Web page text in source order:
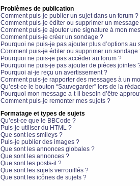
Problèmes de publication
Comment puis-je publier un sujet dans un forum ?
Comment puis-je éditer ou supprimer un message
Comment puis-je ajouter une signature à mon
Comment puis-je créer un sondage ?
Pourquoi ne puis-je pas ajouter plus d’options au
Comment puis-je éditer ou supprimer un sondage
Pourquoi ne puis-je pas accéder au forum ?
Pourquoi ne puis-je pas ajouter de pièces jointes
Pourquoi ai-je reçu un avertissement ?
Comment puis-je rapporter des messages à un
Qu’est-ce le bouton “Sauvegarder” lors de la
Pourquoi mon message a-t-il besoin d’être
Comment puis-je remonter mes sujets ?
Formatage et types de sujets
Qu’est-ce que le BBCode ?
Puis-je utiliser du HTML ?
Que sont les smileys ?
Puis-je publier des images ?
Que sont les annonces globales ?
Que sont les annonces ?
Que sont les posts-it ?
Que sont les sujets verrouillés ?
Que sont les icônes de sujets ?